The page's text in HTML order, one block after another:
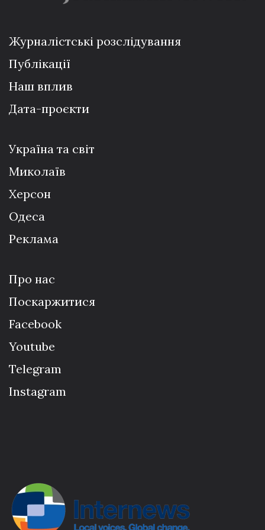
Журналістські розслідування
Публікації
Наш вплив
Дата-проєкти
Україна та світ
Миколаїв
Херсон
Одеса
Реклама
Про нас
Поскаржитися
Facebook
Youtube
Telegram
Instagram